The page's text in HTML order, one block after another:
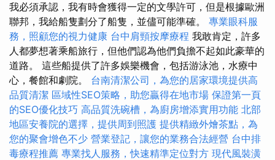
我必須承認，我有時會獲得一定的文學許可，但是根據歐洲
聯邦，我給船隻劃分了船隻，並儘可能準確。 專業眼科服
務，照顧您的視力健康 台中肩頸按摩療程 我敢肯定，許多
人都夢想著乘船旅行，但他們認為他們負擔不起如此豪華的
道路。 這些船提供了許多娛樂機會，包括游泳池，水療中
心，餐館和劇院。 台南清潔公司，為您的居家環境提供高
品質清潔 區域性SEO策略，助您贏得在地市場 保證第一頁
的SEO優化技巧 高品質洗碗槽，為廚房增添實用功能 北部
地區安養院的選擇，提供周到照護 提供精緻外燴茶點，為
您的聚會增色不少 營業登記，讓您的業務合法經營 台中排
毒療程推薦 專業找人服務，快速精準定位對方 現代風裝潢